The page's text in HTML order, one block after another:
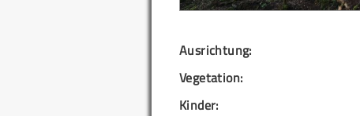
Ausrichtung:
Vegetation:
Kinder: